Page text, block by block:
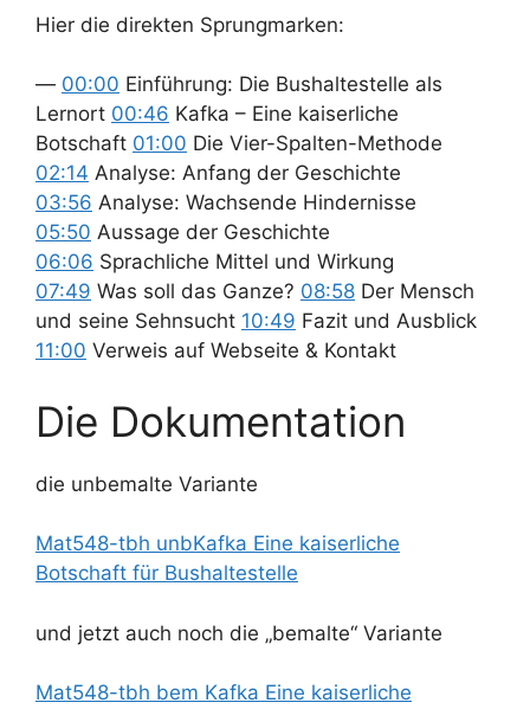
Hier die direkten Sprungmarken:
— 00:00 Einführung: Die Bushaltestelle als
Lernort 00:46 Kafka – Eine kaiserliche
Botschaft 01:00 Die Vier-Spalten-Methode
02:14 Analyse: Anfang der Geschichte
03:56 Analyse: Wachsende Hindernisse
05:50 Aussage der Geschichte
06:06 Sprachliche Mittel und Wirkung
07:49 Was soll das Ganze? 08:58 Der Mensch
und seine Sehnsucht 10:49 Fazit und Ausblick
11:00 Verweis auf Webseite & Kontakt
Die Dokumentation
die unbemalte Variante
Mat548-tbh unbKafka Eine kaiserliche
Botschaft für Bushaltestelle
und jetzt auch noch die „bemalte“ Variante
Mat548-tbh bem Kafka Eine kaiserliche